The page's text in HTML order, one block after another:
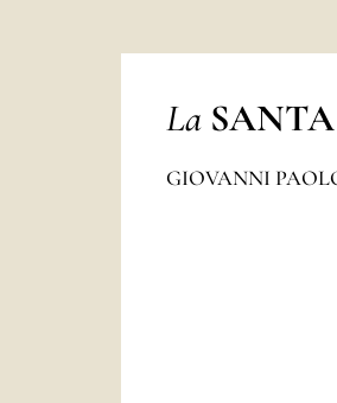
La
GIOVANNI